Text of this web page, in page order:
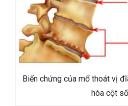
Biến chứng của mổ thoát vị
hóa cột